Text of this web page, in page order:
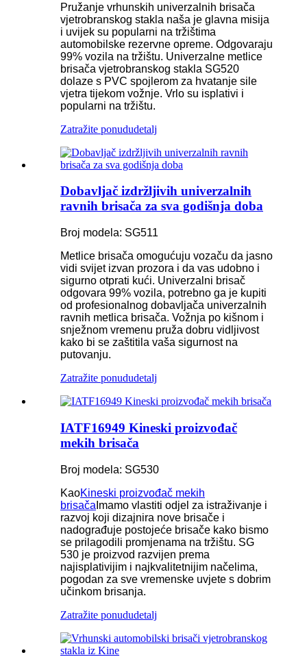
Pružanje vrhunskih univerzalnih brisača
vjetrobranskog stakla naša je glavna misija
i uvijek su popularni na tržištima
automobilske rezervne opreme. Odgovaraju
99% vozila na tržištu. Univerzalne metlice
brisača vjetrobranskog stakla SG520
dolaze s PVC spojlerom za hvatanje sile
vjetra tijekom vožnje. Vrlo su isplativi i
popularni na tržištu.
Zatražite ponududetalj
Dobavljač izdržljivih univerzalnih
ravnih brisača za sva godišnja doba
Broj modela: SG511
Metlice brisača omogućuju vozaču da jasno
vidi svijet izvan prozora i da vas udobno i
sigurno otprati kući. Univerzalni brisač
odgovara 99% vozila, potrebno ga je kupiti
od profesionalnog dobavljača univerzalnih
ravnih metlica brisača. Vožnja po kišnom i
snježnom vremenu pruža dobru vidljivost
kako bi se zaštitila vaša sigurnost na
putovanju.
Zatražite ponududetalj
IATF16949 Kineski proizvođač
mekih brisača
Broj modela: SG530
KaoKineski proizvođač mekih
brisača Imamo vlastiti odjel za istraživanje i
razvoj koji dizajnira nove brisače i
nadograđuje postojeće brisače kako bismo
se prilagodili promjenama na tržištu. SG
530 je proizvod razvijen prema
najisplativijim i najkvalitetnijim načelima,
pogodan za sve vremenske uvjete s dobrim
učinkom brisanja.
Zatražite ponududetalj